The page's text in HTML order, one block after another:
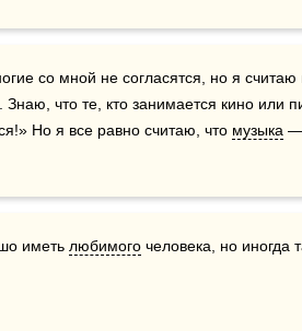
со мной не согласятся, но я
Знаю, что те, кто занимается кино или
Но я все равно считаю, что музыка —
иметь любимого